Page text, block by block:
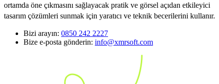
ortamda öne çıkmasını sağlayacak pratik ve görsel açıdan etkileyici
tasarım çözümleri sunmak için yaratıcı ve teknik becerilerini kullanır.
Bizi arayın: 0850 242 2227
Bize e-posta gönderin: info@xmrsoft.com